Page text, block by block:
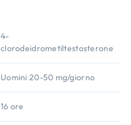
4-
clorodeidrometiltestosterone
Uomini 20-50 mg/giorno
16 ore